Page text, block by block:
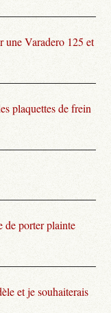
une Varadero 125 et
plaquettes de frein
de porter plainte
et je souhaiterais